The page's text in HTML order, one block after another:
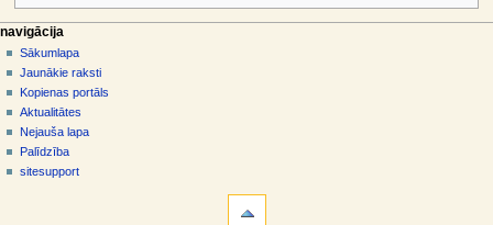
N
a
v
g
ā
c
lapas darbības
kategorija
diskusija
skatīt
aplūkot
kodu
vēsture
dalībnieka rīki
pieslēgties
navigācija
Sākumlapa
Jaunākie raksti
Kopienas portāls
Aktualitātes
Nejauša lapa
Palīdzība
sitesupport